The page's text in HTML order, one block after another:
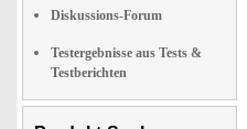
Diskussions-Forum
Testergebnisse aus Tests &
Testberichten